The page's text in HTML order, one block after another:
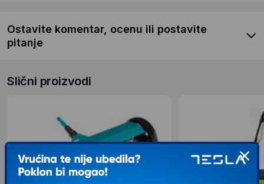
Ostavite komentar, ocenu ili postavite
pitanje
Slični proizvodi